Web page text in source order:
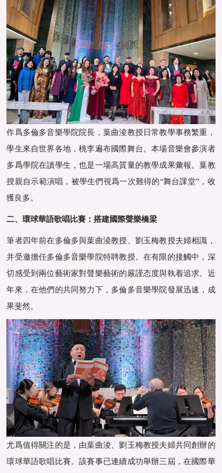
作爲多倫多音樂學院院長，葉曲淩教授日常教學事務繁重，
學生來自世界各地，桃李遍布國際舞台。本場音樂會參演者
多爲學院在讀學生，也是一場高質量的教學成果彙報。葉教
授親自示範演唱，被學生們視爲一次難得的“舞台課堂”，收
獲良多。
二、環球華語歌唱比賽：搭建國際聲樂橋梁
筆者四年前在多倫多與葉曲淩教授、劉玉梅教授夫婦相識，
并受邀擔任多倫多音樂學院特聘教授。在有限的接觸中，深
切感受到兩位藝術家對聲樂藝術的嚴謹态度與執着追求。近
年來，在他們的共同努力下，多倫多音樂學院發展迅速，成
果斐然。
尤爲值得關注的是，由葉曲淩、劉玉梅教授夫婦共同創辦的
環球華語歌唱比賽。該賽事已連續成功舉辦三屆，在國際華